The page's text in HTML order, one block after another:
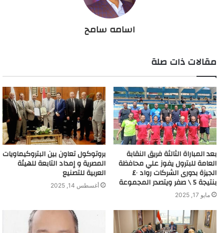
اسامه سامح
مقالات ذات صلة
بعد المباراة الثالثة فريق النقابة
العامة للبترول يفوز علي محافظة
الجيزة بدورى الشركات رواد ٤٠
بنتيجة 5 \ صفر ويتصدر المجموعة
مايو 17, 2025
بروتوكول تعاون بين البتروكيماويات
المصرية و إمداد التابعة للهيئة
العربية للتصنيع
أغسطس 14, 2025